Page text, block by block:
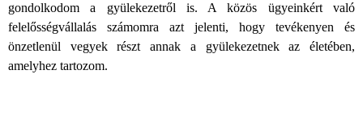
gondolkodom a gyülekezetről is. A közös ügyeinkért való
felelősségvállalás számomra azt jelenti, hogy tevékenyen és
önzetlenül vegyek részt annak a gyülekezetnek az életében,
amelyhez tartozom.